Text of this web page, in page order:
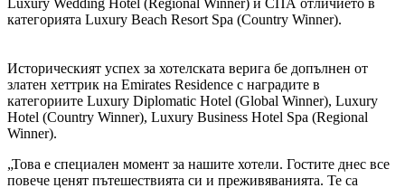
категорията Luxury Beach Resort Spa (Country Winner).
Историческият успех за хотелската верига бе допълнен от
златен хеттрик на Emirates Residence с наградите в
категориите Luxury Diplomatic Hotel (Global Winner), Luxury
Hotel (Country Winner), Luxury Business Hotel Spa (Regional
Winner).
„Това е специален момент за нашите хотели. Гостите днес все
повече ценят пътешествията си и преживяванията. Те са